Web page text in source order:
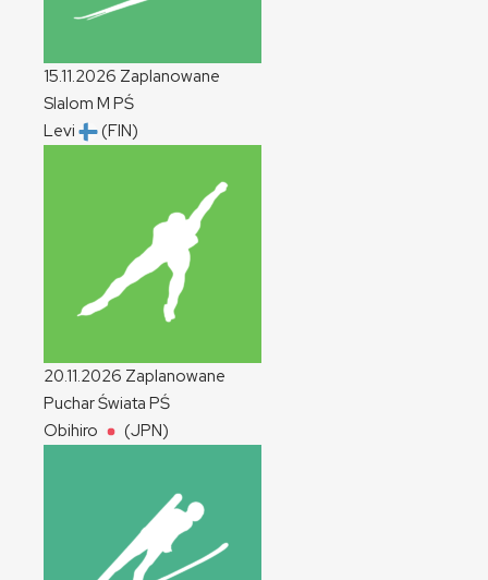
15.11.2026 Zaplanowane
Slalom M PŚ
Levi
(FIN)
20.11.2026 Zaplanowane
Puchar Świata PŚ
Obihiro
(JPN)